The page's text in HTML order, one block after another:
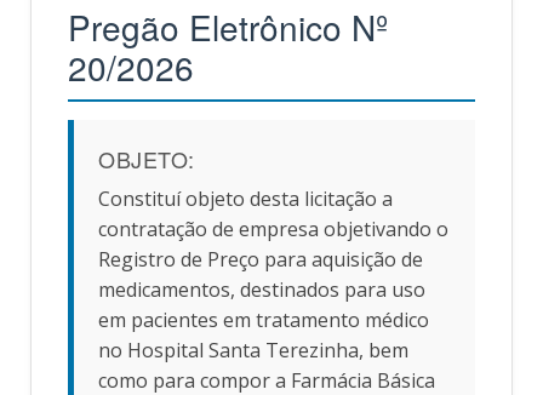
Pregão Eletrônico Nº
20/2026
OBJETO:
Constituí objeto desta licitação a
contratação de empresa objetivando o
Registro de Preço para aquisição de
medicamentos, destinados para uso
em pacientes em tratamento médico
no Hospital Santa Terezinha, bem
como para compor a Farmácia Básica